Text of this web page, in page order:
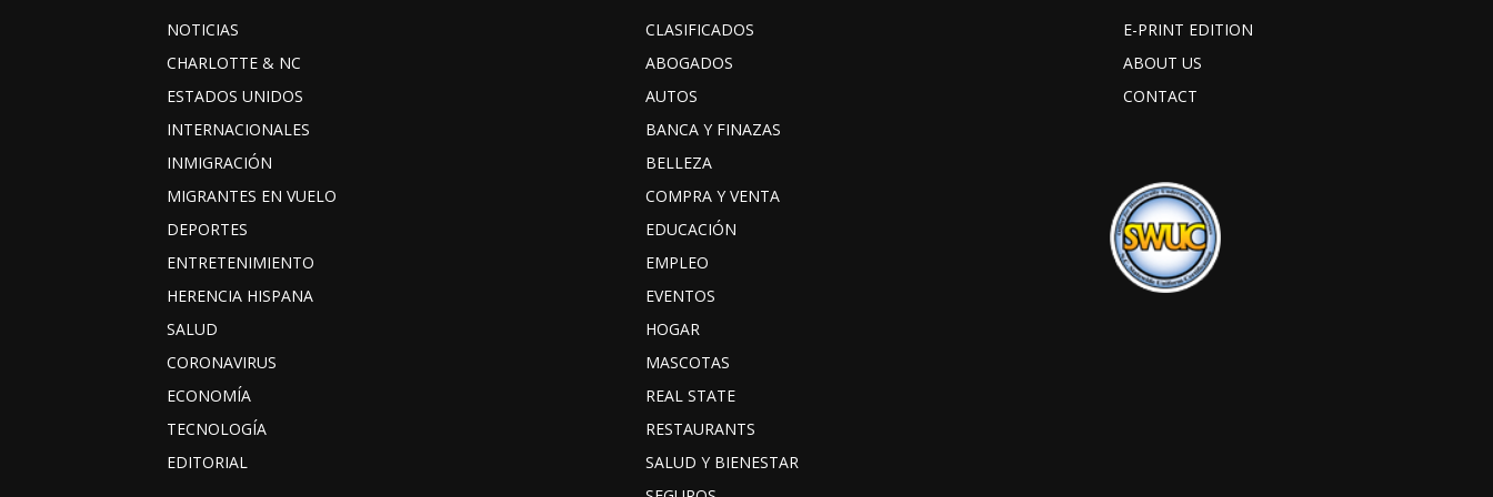
NOTICIAS
CHARLOTTE & NC
ESTADOS UNIDOS
INTERNACIONALES
INMIGRACIÓN
MIGRANTES EN VUELO
DEPORTES
ENTRETENIMIENTO
HERENCIA HISPANA
SALUD
CORONAVIRUS
ECONOMÍA
TECNOLOGÍA
EDITORIAL
CLASIFICADOS
ABOGADOS
AUTOS
BANCA Y FINAZAS
BELLEZA
COMPRA Y VENTA
EDUCACIÓN
EMPLEO
EVENTOS
HOGAR
MASCOTAS
REAL STATE
RESTAURANTS
SALUD Y BIENESTAR
E-PRINT EDITION
ABOUT US
CONTACT